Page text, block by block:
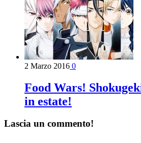
2 Marzo 2016 0
Food Wars!
in estate!
Lascia un commento!